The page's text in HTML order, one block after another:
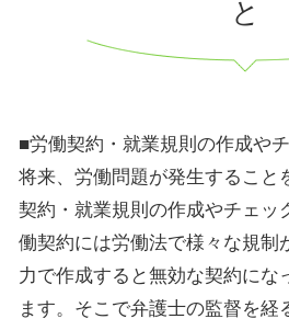
と
■労働契約・就業規則の作成や
将来、労働問題が発生すること
契約・就業規則の作成やチェッ
働契約には労働法で様々な規制
力で作成すると無効な契約にな
ます。そこで弁護士の監督を経